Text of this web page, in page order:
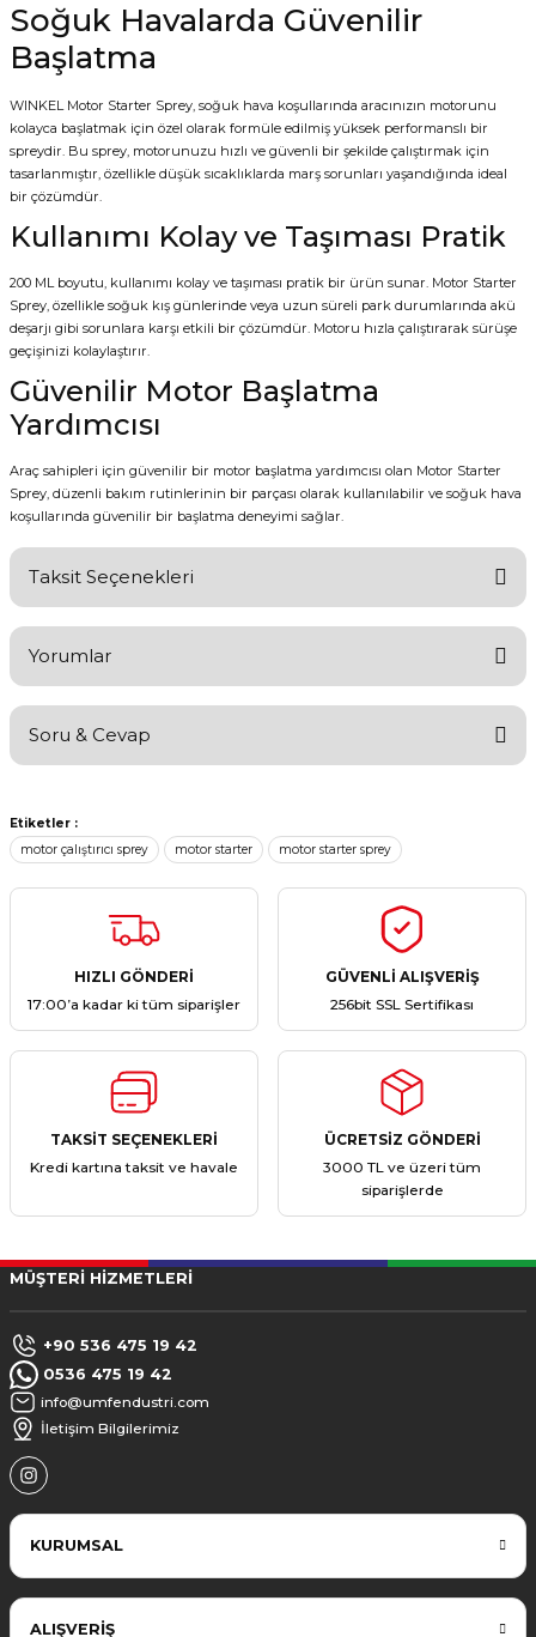
Soğuk Havalarda Güvenilir
Başlatma
WINKEL Motor Starter Sprey, soğuk hava koşullarında aracınızın motorunu
kolayca başlatmak için özel olarak formüle edilmiş yüksek performanslı bir
spreydir. Bu sprey, motorunuzu hızlı ve güvenli bir şekilde çalıştırmak için
tasarlanmıştır, özellikle düşük sıcaklıklarda marş sorunları yaşandığında ideal
bir çözümdür.
Kullanımı Kolay ve Taşıması Pratik
200 ML boyutu, kullanımı kolay ve taşıması pratik bir ürün sunar. Motor Starter
Sprey, özellikle soğuk kış günlerinde veya uzun süreli park durumlarında akü
deşarjı gibi sorunlara karşı etkili bir çözümdür. Motoru hızla çalıştırarak sürüşe
geçişinizi kolaylaştırır.
Güvenilir Motor Başlatma
Yardımcısı
Araç sahipleri için güvenilir bir motor başlatma yardımcısı olan Motor Starter
Sprey, düzenli bakım rutinlerinin bir parçası olarak kullanılabilir ve soğuk hava
koşullarında güvenilir bir başlatma deneyimi sağlar.
Taksit Seçenekleri
Yorumlar
Soru & Cevap
Ürün hakkında henüz soru sorulmamış.
Etiketler :
motor çalıştırıcı sprey
motor starter motor starter sprey
HIZLI GÖNDERİ
17:00’a kadar ki tüm siparişler
GÜVENLİ ALIŞVERİŞ
256bit SSL Sertifikası
TAKSİT SEÇENEKLERİ
Kredi kartına taksit ve havale
ÜCRETSİZ GÖNDERİ
3000 TL ve üzeri tüm
siparişlerde
MÜŞTERİ HİZMETLERİ
+90 536 475 19 42
0536 475 19 42
info@umfendustri.com
İletişim Bilgilerimiz
KURUMSAL
ALIŞVERİŞ